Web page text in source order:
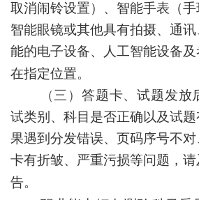
取消闹铃设置）、智能手表（手
智能眼镜或其他具有拍摄、通
能的电子设备、 人工智能设备
在指定位置。
（三）答题卡、试题发放
试类别、科目是否正确以及试题
果遇到分发错误、页码序号不
卡有折皱、严重污损等问题，
告。